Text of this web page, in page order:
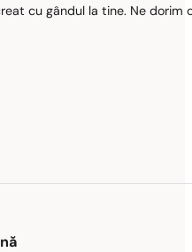
cu gândul la tine. Ne